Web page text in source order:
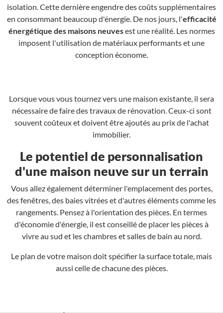
isolation. Cette dernière engendre des coûts supplémentaires
en consommant beaucoup d'énergie. De nos jours, l'efficacité
énergétique des maisons neuvesest une réalité. Les normes
imposent l'utilisation de matériaux performants et une
conception économe.
Lorsque vous vous tournez vers une maison existante, il sera
nécessaire de faire des travaux de rénovation. Ceux-ci sont
souvent coûteux et doivent être ajoutés au prix de l'achat
immobilier.
Le potentiel de personnalisation
d'une maison neuve sur un terrain
Vous allez également déterminer l'emplacement des portes,
des fenêtres, des baies vitrées et d'autres éléments comme les
rangements. Pensez à l'orientation des pièces. En termes
d'économie d'énergie, il est conseillé de placer les pièces à
vivre au sud et les chambres et salles de bain au nord.
Le plan de votre maison doit spécifier la surface totale, mais
aussi celle de chacune des pièces.